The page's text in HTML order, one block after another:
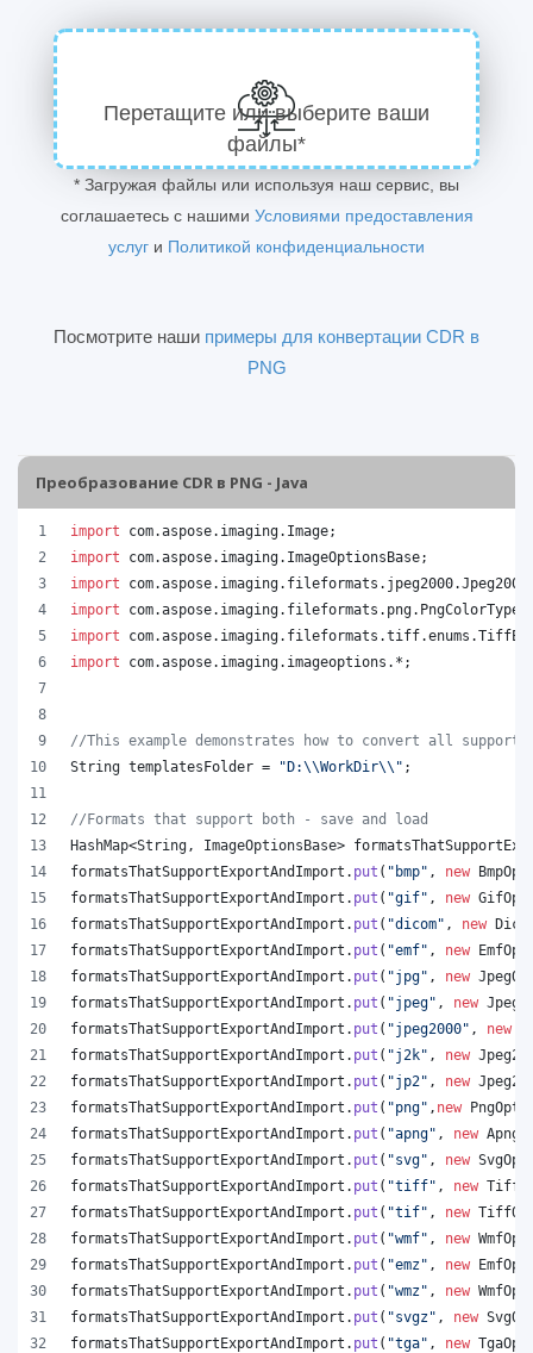
Перетащите или выберите ваши
файлы*
* Загружая файлы или используя наш сервис, вы
соглашаетесь с нашими Условиями предоставления
услуг и Политикой конфиденциальности
Посмотрите наши примеры для конвертации CDR в
PNG
Преобразование CDR в PNG - Java
import com.aspose. imaging. Image;
import
com.aspose. imaging. ImageOptionsBase;
import
com.aspose. imaging. fileformats . jpeg2000.
import
com.aspose. imaging. fileformats . png. PngColorType
import
com.aspose. imaging. fileformats .tiff.enums .
import
com.aspose. imaging. imageoptions .*;
//This example demonstrates how to convert all
String templatesFolder = "D:\\WorkDir\\ " ;
//Formats that support both - save and load
HashMap<String , ImageOptionsBase>
formatsThatSupportExportAndImport . put ( "bmp" , new
formatsThatSupportExportAndImport . put ( "gif" , new
formatsThatSupportExportAndImport . put ( "dicom" , new
formatsThatSupportExportAndImport . put ( "emf" , new
formatsThatSupportExportAndImport . put ( "jpg" , new
formatsThatSupportExportAndImport . put ( "jpeg" , new
formatsThatSupportExportAndImport . put ( "jpeg2000" , new
formatsThatSupportExportAndImport . put ( "j2k" , new
formatsThatSupportExportAndImport . put ( "jp2" , new
formatsThatSupportExportAndImport . put ( "png" , new
formatsThatSupportExportAndImport . put ( "apng" , new
formatsThatSupportExportAndImport . put ( "svg" , new
formatsThatSupportExportAndImport . put ( "tiff" , new
formatsThatSupportExportAndImport . put ( "tif" , new
formatsThatSupportExportAndImport . put ( "wmf" , new
formatsThatSupportExportAndImport . put ( "emz" , new
formatsThatSupportExportAndImport . put ( "wmz" , new
formatsThatSupportExportAndImport . put ( "svgz" , new
formatsThatSupportExportAndImport . put ( "tga" , new